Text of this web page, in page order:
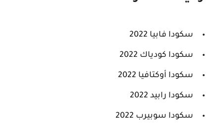
سكودا فابيا 2022
سكودا كودياك 2022
سكودا أوكتافيا 2022
سكودا رابيد 2022
سكودا سوبيرب 2022